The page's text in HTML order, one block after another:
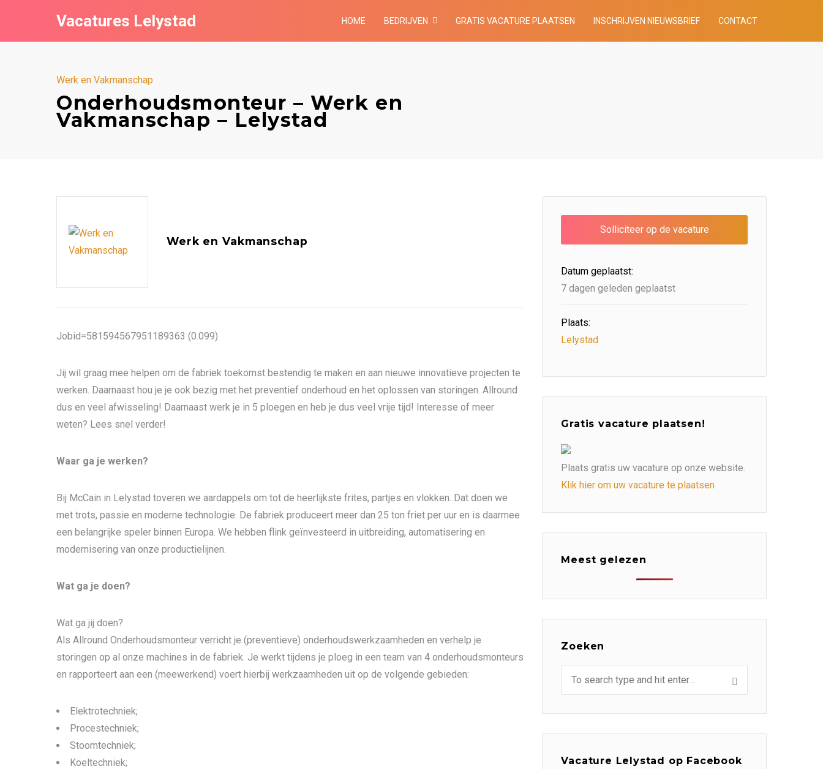
Vacatures Lelystad HOME BEDRIJVEN GRATIS VACATURE PLAATSEN INSCHRIJVEN NIEUWSBRIEF CONTACT
Werk en Vakmanschap
Onderhoudsmonteur – Werk en
Vakmanschap – Lelystad
Werk en Vakmanschap
Jobid=581594567951189363 (0.099)
Jij wil graag mee helpen om de fabriek toekomst bestendig te maken en aan nieuwe innovatieve projecten te
werken. Daarnaast hou je je ook bezig met het preventief onderhoud en het oplossen van storingen. Allround
dus en veel afwisseling! Daarnaast werk je in 5 ploegen en heb je dus veel vrije tijd! Interesse of meer
weten? Lees snel verder!
Waar ga je werken?
Bij McCain in Lelystad toveren we aardappels om tot de heerlijkste frites, partjes en vlokken. Dat doen we
met trots, passie en moderne technologie. De fabriek produceert meer dan 25 ton friet per uur en is daarmee
een belangrijke speler binnen Europa. We hebben flink geïnvesteerd in uitbreiding, automatisering en
modernisering van onze productielijnen.
Wat ga je doen?
Wat ga jij doen?
Als Allround Onderhoudsmonteur verricht je (preventieve) onderhoudswerkzaamheden en verhelp je
storingen op al onze machines in de fabriek. Je werkt tijdens je ploeg in een team van 4 onderhoudsmonteurs
en rapporteert aan een (meewerkend) voert hierbij werkzaamheden uit op de volgende gebieden:
Elektrotechniek;
Procestechniek;
Stoomtechniek;
Koeltechniek;
Datum geplaatst:
7 dagen geleden geplaatst
Plaats:
Lelystad
Gratis vacature plaatsen!
Plaats gratis uw vacature op onze website.
Klik hier om uw vacature te plaatsen
Meest gelezen
Zoeken
Vacature Lelystad op Facebook